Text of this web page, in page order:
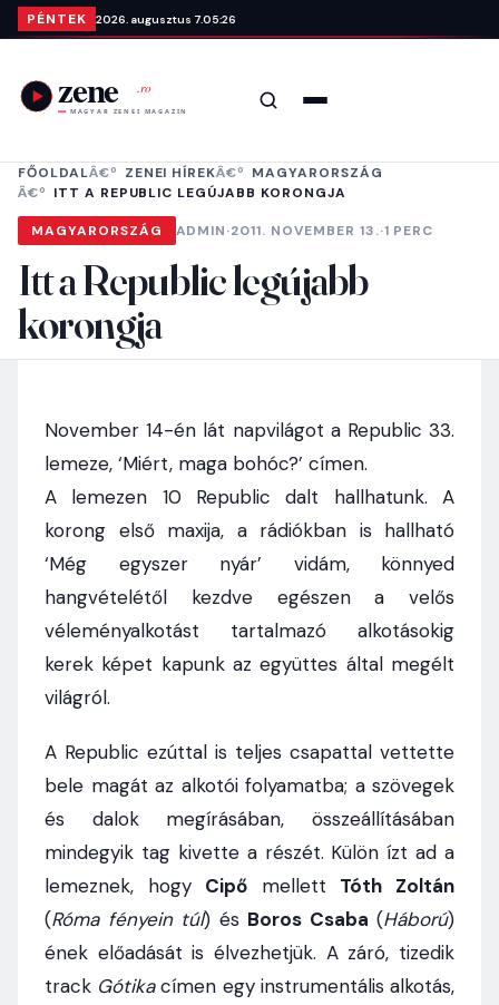
Ugrás a tartalomra
PÉNTEK 2026. augusztus 7.05:26
Keresés
FŐOLDAL ZENEI HÍREK
MAGYARORSZÁG
ITT A REPUBLIC LEGÚJABB KORONGJA
MAGYARORSZÁG ADMIN·2011. NOVEMBER 13.·1 PERC
Itt a Republic legújabb
korongja
November 14-én lát napvilágot a Republic 33.
lemeze, ‘Miért, maga bohóc?’ címen.
A lemezen 10 Republic dalt hallhatunk. A
korong első maxija, a rádiókban is hallható
‘Még egyszer nyár’ vidám, könnyed
hangvételétől kezdve egészen a velős
véleményalkotást tartalmazó alkotásokig
kerek képet kapunk az együttes által megélt
világról.
A Republic ezúttal is teljes csapattal vettette
bele magát az alkotói folyamatba; a szövegek
és dalok megírásában, összeállításában
mindegyik tag kivette a részét. Külön ízt ad a
lemeznek, hogy Cipő mellett Tóth Zoltán
(Róma fényein túl) és Boros Csaba (Háború)
ének előadását is élvezhetjük. A záró, tizedik
track Gótikacímen egy instrumentális alkotás,